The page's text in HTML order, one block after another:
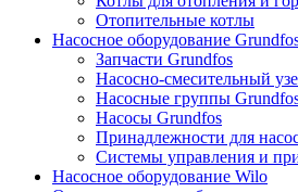
Отопительные котлы
Насосное оборудование
Запчасти Grundfos
Насосно-смесительный
Насосные группы
Насосы Grundfos
Принадлежности для
Системы управления и
Насосное оборудование Wilo